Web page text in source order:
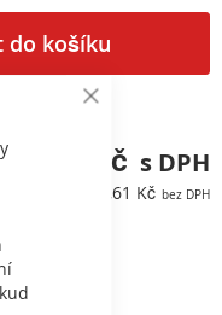
Close
Bar
do košíku
Kč
7 127,61 Kč